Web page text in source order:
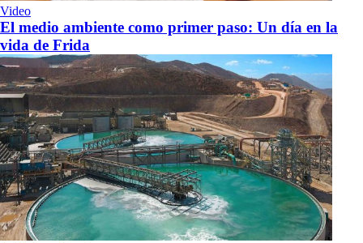
Video
El medio ambiente como primer paso: Un día en la
vida de Frida